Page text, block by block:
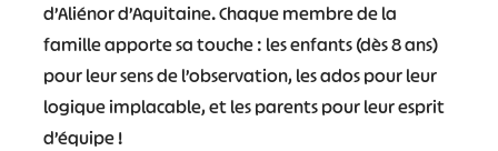
d’Aliénor d’Aquitaine. Chaque membre de la
famille apporte sa touche : les enfants (dès 8 ans)
pour leur sens de l’observation, les ados pour leur
logique implacable, et les parents pour leur esprit
d’équipe !